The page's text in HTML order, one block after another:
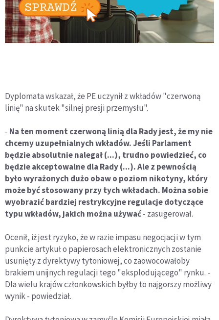
Dyplomata wskazał, że PE uczynił z wkładów "czerwoną
linię" na skutek "silnej presji przemysłu".
- Na ten moment czerwoną linią dla Rady jest, że my nie
chcemy uzupełnialnych wkładów. Jeśli Parlament
będzie absolutnie nalegał (...), trudno powiedzieć, co
będzie akceptowalne dla Rady (...). Ale z pewnością
było wyrażonych dużo obaw o poziom nikotyny, który
może być stosowany przy tych wkładach. Można sobie
wyobrazić bardziej restrykcyjne regulacje dotyczące
typu wkładów, jakich można używać- zasugerował.
Ocenił, iż jest ryzyko, że w razie impasu negocjacji w tym
punkcie artykuł o papierosach elektronicznych zostanie
usunięty z dyrektywy tytoniowej, co zaowocowałoby
brakiem unijnych regulacji tego "eksplodującego" rynku. -
Dla wielu krajów członkowskich byłby to najgorszy możliwy
wynik - powiedział.